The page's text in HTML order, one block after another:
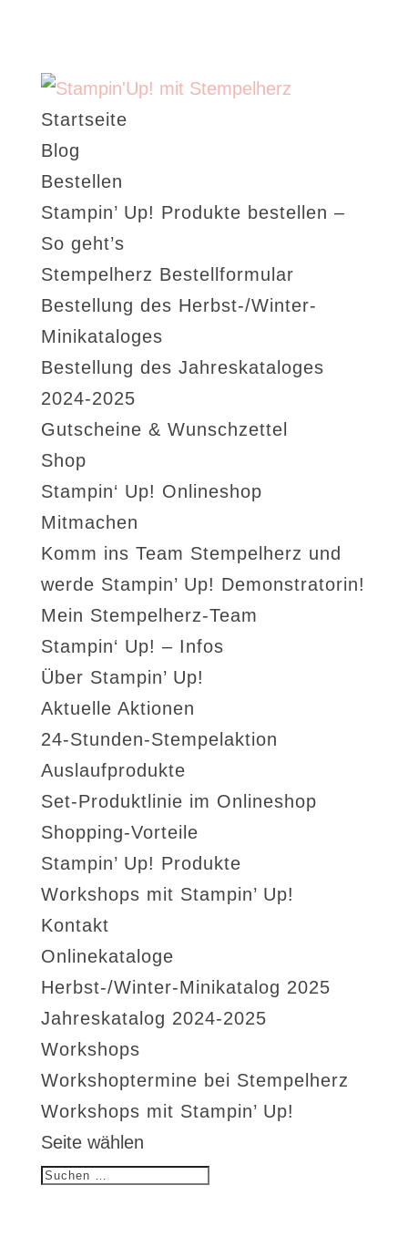
Startseite
Blog
Bestellen
Stampin’ Up! Produkte bestellen –
So geht’s
Stempelherz Bestellformular
Bestellung des Herbst-/Winter-
Minikataloges
Bestellung des Jahreskataloges
2024-2025
Gutscheine & Wunschzettel
Shop
Stampin‘ Up! Onlineshop
Mitmachen
Komm ins Team Stempelherz und
werde Stampin’ Up! Demonstratorin!
Mein Stempelherz-Team
Stampin‘ Up! – Infos
Über Stampin’ Up!
Aktuelle Aktionen
24-Stunden-Stempelaktion
Auslaufprodukte
Set-Produktlinie im Onlineshop
Shopping-Vorteile
Stampin’ Up! Produkte
Workshops mit Stampin’ Up!
Kontakt
Onlinekataloge
Herbst-/Winter-Minikatalog 2025
Jahreskatalog 2024-2025
Workshops
Workshoptermine bei Stempelherz
Workshops mit Stampin’ Up!
Seite wählen